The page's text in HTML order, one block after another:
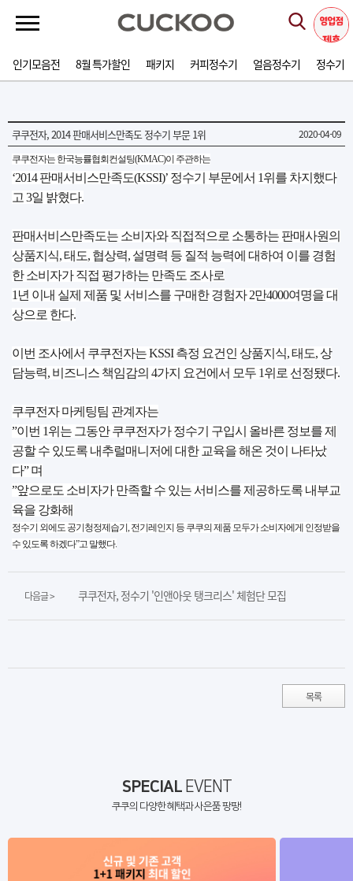
인기모음전 8월 특가할인 패키지 커피정수기 얼음정수기 정수기
쿠쿠전자, 2014 판매서비스만족도 정수기 부문 1위 2020-04-09
쿠쿠전자는 한국능률협회컨설팅(KMAC)이 주관하는
‘2014 판매서비스만족도(KSSI)’ 정수기 부문에서 1위를 차지했다
고 3일 밝혔다.
판매서비스만족도는 소비자와 직접적으로 소통하는 판매사원의
상품지식, 태도, 협상력, 설명력 등 질적 능력에 대하여 이를 경험
한 소비자가 직접 평가하는 만족도 조사로
1년 이내 실제 제품 및 서비스를 구매한 경험자 2만4000여명을 대
상으로 한다.
이번 조사에서 쿠쿠전자는 KSSI 측정 요건인 상품지식, 태도, 상
담능력, 비즈니스 책임감의 4가지 요건에서 모두 1위로 선정됐다.
쿠쿠전자 마케팅팀 관계자는
”이번 1위는 그동안 쿠쿠전자가 정수기 구입시 올바른 정보를 제
공할 수 있도록 내추럴매니저에 대한 교육을 해온 것이 나타났
다” 며
”앞으로도 소비자가 만족할 수 있는 서비스를 제공하도록 내부교
육을 강화해
정수기 외에도 공기청정제습기, 전기레인지 등 쿠쿠의 제품 모두가 소비자에게 인정받을
수 있도록 하겠다”고 말했다.
다음글 > 쿠쿠전자, 정수기 '인앤아웃 탱크리스' 체험단 모집
목록
SPECIALEVENT
쿠쿠의 다양한 혜택과 사은품 팡팡!